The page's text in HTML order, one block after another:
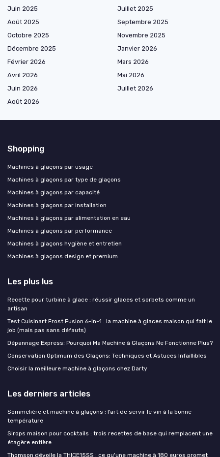
Juin 2025
Juillet 2025
Août 2025
Septembre 2025
Octobre 2025
Novembre 2025
Décembre 2025
Janvier 2026
Février 2026
Mars 2026
Avril 2026
Mai 2026
Juin 2026
Juillet 2026
Août 2026
Shopping
Machines à glaçons par usage
Machines à glaçons par type de glaçons
Machines à glaçons par capacité
Machines à glaçons par installation
Machines à glaçons par alimentation en eau
Machines à glaçons par performance
Machines à glaçons hygiène et entretien
Machines à glaçons design et premium
Les plus lus
Recette pour turbine à glace : réussir glaces et sorbets comme un
artisan
Test Cuisinart Frost Fusion 6-in-1 : la machine à glaces maison qui fait le
job (mais pas sans défauts)
Dépannage Express: Pourquoi Ma Machine à Glaçons Ne Fonctionne Plus?
Conservation Optimum des Glaçons: Techniques et Astuces Infaillibles
Choisir la meilleure machine à glaçons chez Darty
Les derniers articles
Sommelière et machine à glaçons : l’art de servir le vin à la bonne
température
Sirops maison pour cocktails : trois recettes de base qui remplacent une
étagère entière
Thomson dévoile la THICE15SS : ce qu'une machine à 180 euros promet